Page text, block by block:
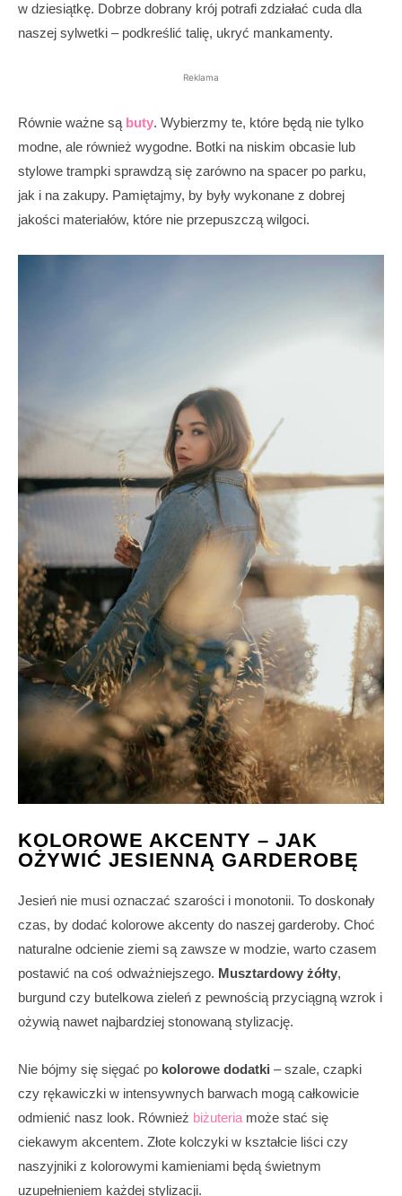
w dziesiątkę. Dobrze dobrany krój potrafi zdziałać cuda dla
naszej sylwetki – podkreślić talię, ukryć mankamenty.
Reklama
Równie ważne są buty. Wybierzmy te, które będą nie tylko
modne, ale również wygodne. Botki na niskim obcasie lub
stylowe trampki sprawdzą się zarówno na spacer po parku,
jak i na zakupy. Pamiętajmy, by były wykonane z dobrej
jakości materiałów, które nie przepuszczą wilgoci.
KOLOROWE AKCENTY – JAK
OŻYWIĆ JESIENNĄ GARDEROBĘ
Jesień nie musi oznaczać szarości i monotonii. To doskonały
czas, by dodać kolorowe akcenty do naszej garderoby. Choć
naturalne odcienie ziemi są zawsze w modzie, warto czasem
postawić na coś odważniejszego. Musztardowy żółty,
burgund czy butelkowa zieleń z pewnością przyciągną wzrok i
ożywią nawet najbardziej stonowaną stylizację.
Nie bójmy się sięgać po kolorowe dodatki – szale, czapki
czy rękawiczki w intensywnych barwach mogą całkowicie
odmienić nasz look. Również biżuteria może stać się
ciekawym akcentem. Złote kolczyki w kształcie liści czy
naszyjniki z kolorowymi kamieniami będą świetnym
uzupełnieniem każdej stylizacji.